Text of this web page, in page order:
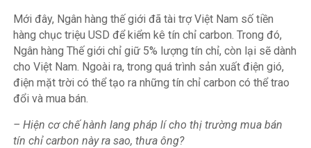
Mới đây, Ngân hàng thế giới đã tài trợ Việt Nam số tiền
hàng chục triệu USD để kiểm kê tín chỉ carbon. Trong đó,
Ngân hàng Thế giới chỉ giữ 5% lượng tín chỉ, còn lại sẽ dành
cho Việt Nam. Ngoài ra, trong quá trình sản xuất điện gió,
điện mặt trời có thể tạo ra những tín chỉ carbon có thể trao
đổi và mua bán.
– Hiện cơ chế hành lang pháp lí cho thị trường mua bán
tín chỉ carbon này ra sao, thưa ông?